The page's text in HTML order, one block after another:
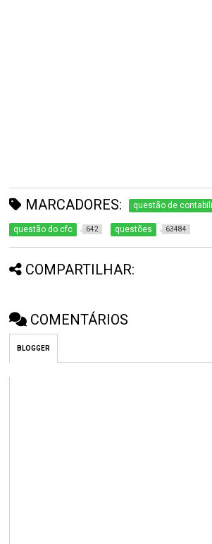
MARCADORES: questão de
questão do cfc 642 questões 63484
COMPARTILHAR:
COMENTÁRIOS
BLOGGER